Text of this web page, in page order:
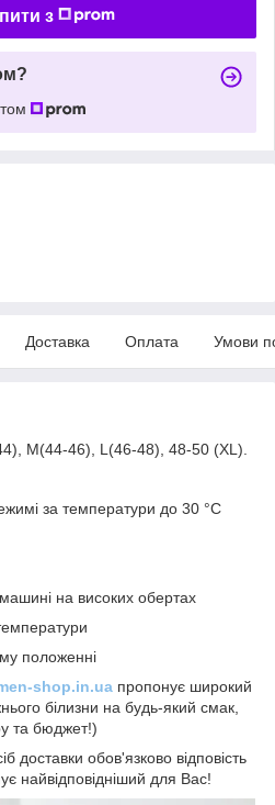
з
Доставка Оплата Умови
M(44-46), L(46-48), 48-50 (XL).
за температури до 30 °C
на високих обертах
положенні
shop.in.uaпропонує широкий
білизни на будь-який смак,
та бюджет!)
доставки обов'язково відповість
найвідповідніший для Вас!